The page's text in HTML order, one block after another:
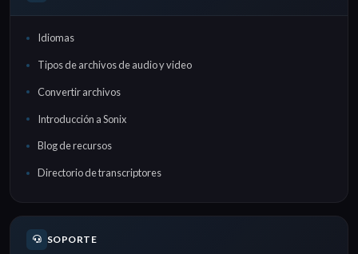
Idiomas
Tipos de archivos de audio y video
Convertir archivos
Introducción a Sonix
Blog de recursos
Directorio de transcriptores
SOPORTE